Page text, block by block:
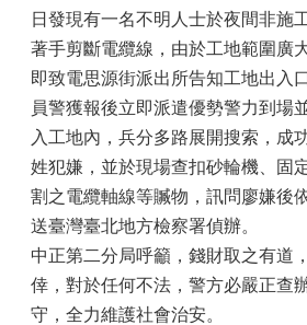
日發現有一名不明人士於夜間非施
著手剪斷電纜線，由於工地範圍廣
即致電思源街派出所告知工地出入
員警獲報後立即派遣優勢警力到場
入工地內，兵分多路展開搜索，成
姓犯嫌，並於現場查扣砂輪機、固
割之電纜軸線等贓物，訊問廖嫌後
送臺灣臺北地方檢察署偵辦。
中正第二分局呼籲，錢財取之有道
倖，對於任何不法，警方必嚴正查
守，全力維護社會治安。